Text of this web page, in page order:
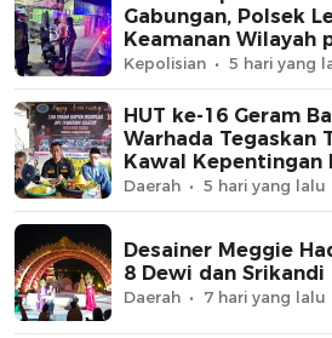
Gabungan, Polsek
Keamanan Wilayah
Kepolisian 5 hari yang
HUT ke-16 Geram
Warhada Tegaskan
Kawal Kepentingan
Daerah 5 hari yang lalu
Desainer Meggie
8 Dewi dan
Daerah 7 hari yang lalu